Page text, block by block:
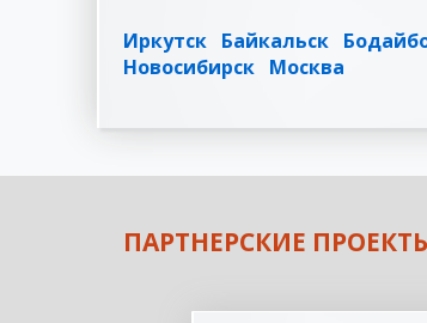
Иркутск Байкальск
Новосибирск Москва
ПАРТНЕРСКИЕ